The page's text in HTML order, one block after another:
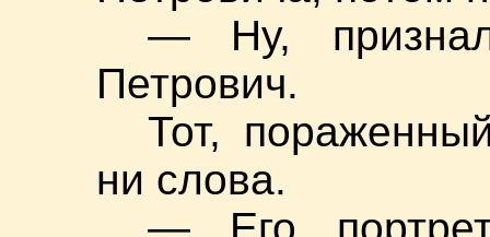
— Ну,
Петрович.
Тот,
ни слова.